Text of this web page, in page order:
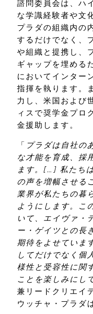
諮問委員会は、ハ
な学識経験者や文
プラダの組織内の
するだけでなく、
や組織と提携し、
ギャップを埋める
においてインター
指揮を執ります。
力し、米国および
ィスで奨学金プロ
金援助します。
「 プラダは自社の
な才能を育成、採
ます。[…] 私たち
の声を増幅させる
業界が私たちの暮
ようにします。こ
いて、エイヴァ・
ー・ゲイツとの長
期待をよせていま
してだけでなく個
様性と受容性に関
ことを楽しみにし
兼リードクリエイ
ウッチャ・プラダ